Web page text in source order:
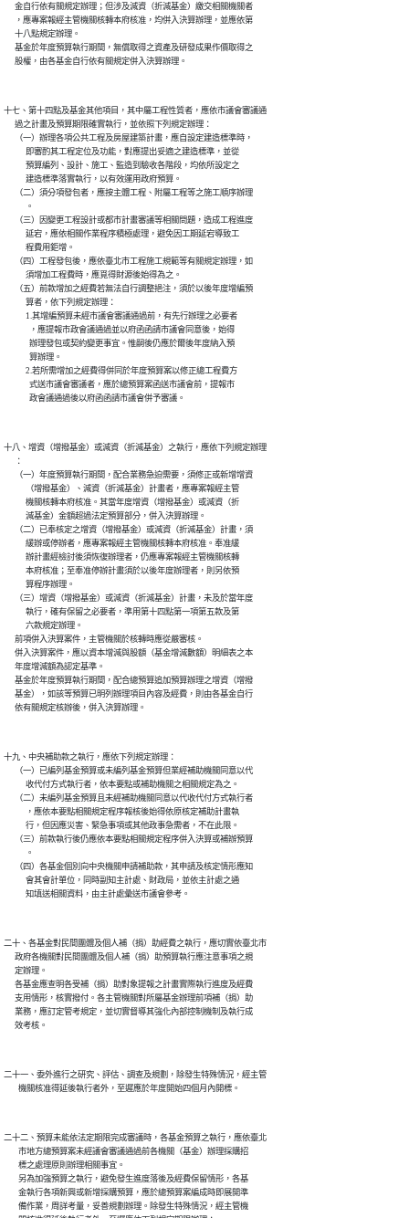
      金自行依有關規定辦理；但涉及減資（折減基金）繳交相關機關者
      ，應專案報經主管機關核轉本府核准，均併入決算辦理，並應依第
      十八點規定辦理。
      基金於年度預算執行期間，無償取得之資產及研發成果作價取得之
十七、第十四點及基金其他項目，其中屬工程性質者，應依市議會審議通
      過之計畫及預算期限確實執行，並依照下列規定辦理：
      （一）辦理各項公共工程及房屋建築計畫，應自設定建造標準時，
            即審酌其工程定位及功能，對應提出妥適之建造標準，並從
            預算編列、設計、施工、監造到驗收各階段，均依所設定之
            建造標準落實執行，以有效運用政府預算。
      （二）須分項發包者，應按主體工程、附屬工程等之施工順序辦理
            。
      （三）因變更工程設計或都市計畫審議等相關問題，造成工程進度
            延宕，應依相關作業程序積極處理，避免因工期延宕導致工
            程費用鉅增。
      （四）工程發包後，應依臺北市工程施工規範等有關規定辦理，如
            須增加工程費時，應覓得財源後始得為之。
      （五）前款增加之經費若無法自行調整挹注，須於以後年度增編預
            算者，依下列規定辦理：
            1.其增編預算未經市議會審議通過前，有先行辦理之必要者
              ，應提報市政會議通過並以府函函請市議會同意後，始得
              辦理發包或契約變更事宜。惟嗣後仍應於爾後年度納入預
              算辦理。
            2.若所需增加之經費得併同於年度預算案以修正總工程費方
              式送市議會審議者，應於總預算案函送市議會前，提報市
十八、增資（增撥基金）或減資（折減基金）之執行，應依下列規定辦理
      ：
      （一）年度預算執行期間，配合業務急迫需要，須修正或新增增資
            （增撥基金）、減資（折減基金）計畫者，應專案報經主管
            機關核轉本府核准。其當年度增資（增撥基金）或減資（折
            減基金）金額超過法定預算部分，併入決算辦理。
      （二）已奉核定之增資（增撥基金）或減資（折減基金）計畫，須
            緩辦或停辦者，應專案報經主管機關核轉本府核准。奉准緩
            辦計畫經檢討後須恢復辦理者，仍應專案報經主管機關核轉
            本府核准；至奉准停辦計畫須於以後年度辦理者，則另依預
            算程序辦理。
      （三）增資（增撥基金）或減資（折減基金）計畫，未及於當年度
            執行，確有保留之必要者，準用第十四點第一項第五款及第
            六款規定辦理。
      前項併入決算案件，主管機關於核轉時應從嚴審核。
      併入決算案件，應以資本增減與股額（基金增減數額）明細表之本
      年度增減額為認定基準。
      基金於年度預算執行期間，配合總預算追加預算辦理之增資（增撥
      基金），如該等預算已明列辦理項目內容及經費，則由各基金自行
十九、中央補助款之執行，應依下列規定辦理：
      （一）已編列基金預算或未編列基金預算但業經補助機關同意以代
            收代付方式執行者，依本要點或補助機關之相關規定為之。
      （二）未編列基金預算且未經補助機關同意以代收代付方式執行者
            ，應依本要點相關規定程序報核後始得依原核定補助計畫執
            行，但因應災害、緊急事項或其他政事急需者，不在此限。
      （三）前款執行後仍應依本要點相關規定程序併入決算或補辦預算
            。
      （四）各基金個別向中央機關申請補助款，其申請及核定情形應知
            會其會計單位，同時副知主計處、財政局，並依主計處之通
二十、各基金對民間團體及個人補（捐）助經費之執行，應切實依臺北市
      政府各機關對民間團體及個人補（捐）助預算執行應注意事項之規
      定辦理。
      各基金應查明各受補（捐）助對象提報之計畫實際執行進度及經費
      支用情形，核實撥付。各主管機關對所屬基金辦理前項補（捐）助
      業務，應訂定管考規定，並切實督導其強化內部控制機制及執行成
二十一、委外進行之研究、評估、調查及規劃，除發生特殊情況，經主管
二十二、預算未能依法定期限完成審議時，各基金預算之執行，應依臺北
        市地方總預算案未經議會審議通過前各機關（基金）辦理採購招
        標之處理原則辦理相關事宜。
        另為加強預算之執行，避免發生進度落後及經費保留情形，各基
        金執行各項新興或新增採購預算，應於總預算案編成時即展開準
        備作業，周詳考量，妥善規劃辦理。除發生特殊情況，經主管機